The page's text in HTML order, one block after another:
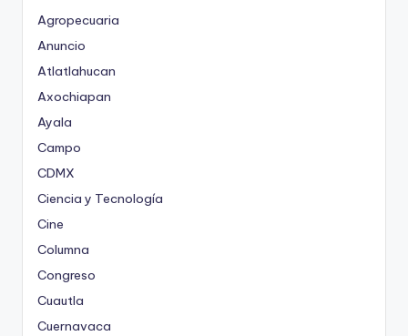
Agropecuaria
Anuncio
Atlatlahucan
Axochiapan
Ayala
Campo
CDMX
Ciencia y Tecnología
Cine
Columna
Congreso
Cuautla
Cuernavaca